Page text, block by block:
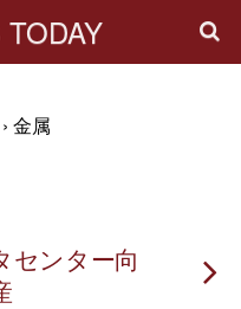
金属
センター向